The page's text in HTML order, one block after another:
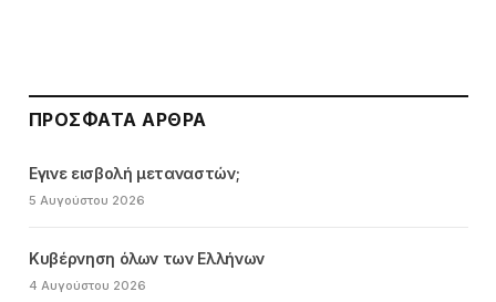
ΠΡΌΣΦΑΤΑ ΆΡΘΡΑ
Εγινε εισβολή μεταναστών;
5 Αυγούστου 2026
Κυβέρνηση όλων των Ελλήνων
4 Αυγούστου 2026